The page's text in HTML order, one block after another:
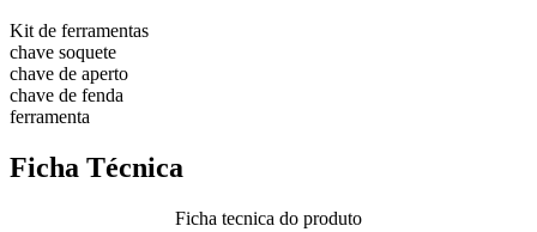
Kit de ferramentas
chave soquete
chave de aperto
chave de fenda
ferramenta
Ficha Técnica
Ficha tecnica do produto